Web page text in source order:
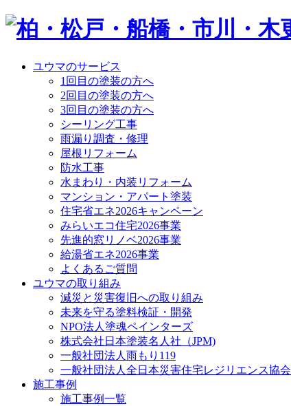
ユウマのサービス
1回目の塗装の方へ
2回目の塗装の方へ
3回目の塗装の方へ
シーリング工事
雨漏り調査・修理
屋根リフォーム
防水工事
水まわり・内装リフォーム
マンション・アパート塗装
住宅省エネ2026キャンペーン
みらいエコ住宅2026事業
先進的窓リノベ2026事業
給湯省エネ2026事業
よくあるご質問
ユウマの取り組み
減災と災害復旧への取り組み
未来を守る塗料検証・開発
NPO法人塗魂ペインターズ
株式会社日本塗装名人社（JPM)
一般社団法人雨もり119
一般社団法人全日本災害住宅レジリエンス協会
施工事例
施工事例一覧